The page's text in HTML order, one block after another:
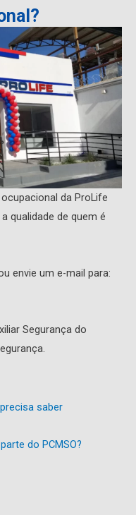
da ProLife
qualidade de quem é
envie um e-mail para:
Segurança do
saber
do PCMSO?